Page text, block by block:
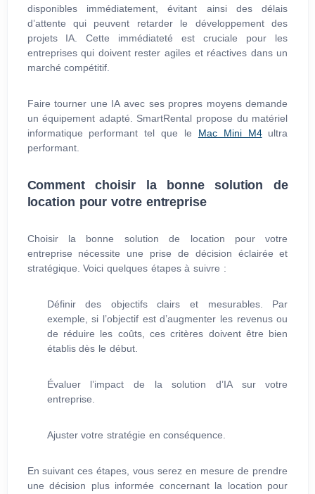
disponibles immédiatement, évitant ainsi des délais
d’attente qui peuvent retarder le développement des
projets IA. Cette immédiateté est cruciale pour les
entreprises qui doivent rester agiles et réactives dans un
marché compétitif.
Faire tourner une IA avec ses propres moyens demande
un équipement adapté. SmartRental propose du matériel
informatique performant tel que le Mac Mini M4ultra
performant.
Comment choisir la bonne solution de
location pour votre entreprise
Choisir la bonne solution de location pour votre
entreprise nécessite une prise de décision éclairée et
stratégique. Voici quelques étapes à suivre :
Définir des objectifs clairs et mesurables. Par
exemple, si l’objectif est d’augmenter les revenus ou
de réduire les coûts, ces critères doivent être bien
établis dès le début.
Évaluer l’impact de la solution d’IA sur votre
entreprise.
Ajuster votre stratégie en conséquence.
En suivant ces étapes, vous serez en mesure de prendre
une décision plus informée concernant la location pour